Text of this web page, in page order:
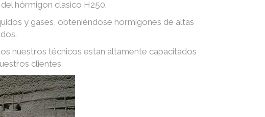
hórmigon clasico H250.
y gases, obteniéndose hormigones de altas
nuestros técnicos estan altamente capacitados
clientes.